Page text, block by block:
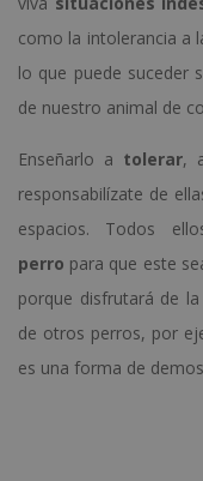
como la intolerancia a
lo que puede suceder
de nuestro animal de
Enseñarlo a tolerar,
responsabilízate de
espacios. Todos
perro para que este
porque disfrutará de
de otros perros, por
es una forma de